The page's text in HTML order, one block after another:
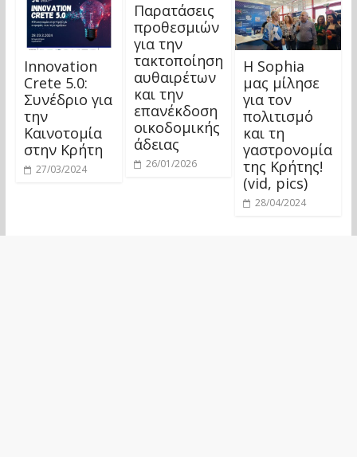
Innovation
Crete 5.0:
Συνέδριο για
την
Καινοτομία
στην Κρήτη
27/03/2024
Παρατάσεις
προθεσμιών
για την
τακτοποίηση
αυθαιρέτων
και την
επανέκδοση
οικοδομικής
άδειας
26/01/2026
Η Sophia
μας μίλησε
για τον
πολιτισμό
και τη
γαστρονομία
της Κρήτης!
(vid, pics)
28/04/2024